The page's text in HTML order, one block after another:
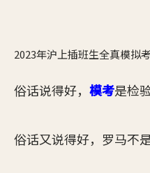
2023年沪上插班生全真模
俗话说得好， 模考是检
俗话又说得好，罗马不